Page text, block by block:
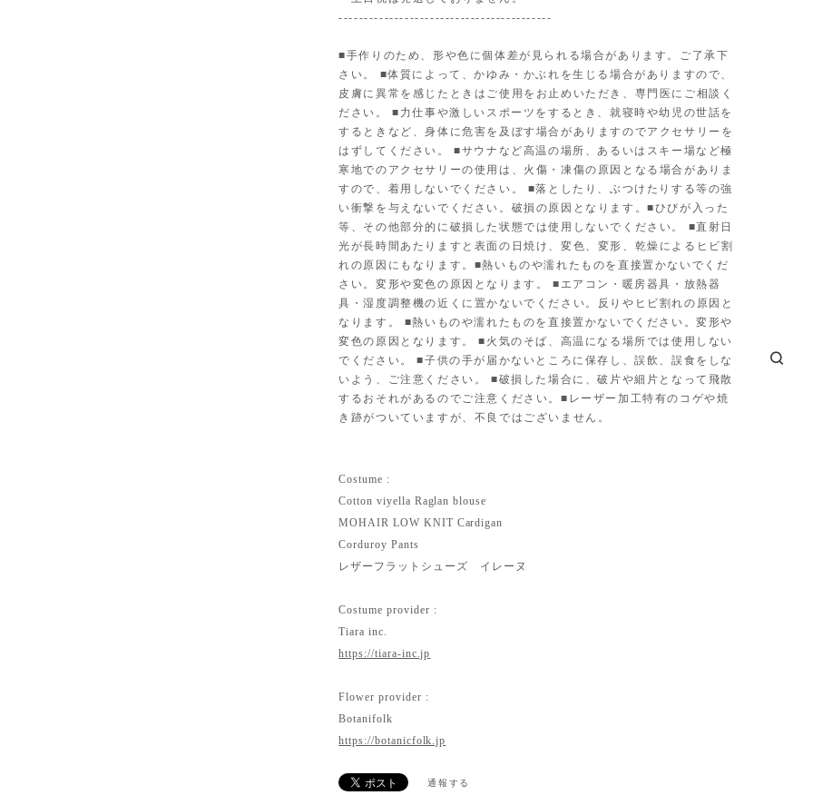
------------------------------------------
■手作りのため、形や色に個体差が見られる場合があります。ご了承下
さい。 ■体質によって、かゆみ・かぶれを生じる場合がありますので、
皮膚に異常を感じたときはご使用をお止めいただき、専門医にご相談く
ださい。 ■力仕事や激しいスポーツをするとき、就寝時や幼児の世話を
するときなど、身体に危害を及ぼす場合がありますのでアクセサリーを
はずしてください。 ■サウナなど高温の場所、あるいはスキー場など極
寒地でのアクセサリーの使用は、火傷・凍傷の原因となる場合がありま
すので、着用しないでください。 ■落としたり、ぶつけたりする等の強
い衝撃を与えないでください。破損の原因となります。■ひびが入った
等、その他部分的に破損した状態では使用しないでください。 ■直射日
光が長時間あたりますと表面の日焼け、変色、変形、乾燥によるヒビ割
れの原因にもなります。■熱いものや濡れたものを直接置かないでくだ
さい。変形や変色の原因となります。 ■エアコン・暖房器具・放熱器
具・湿度調整機の近くに置かないでください。反りやヒビ割れの原因と
なります。 ■熱いものや濡れたものを直接置かないでください。変形や
変色の原因となります。 ■火気のそば、高温になる場所では使用しない
でください。 ■子供の手が届かないところに保存し、誤飲、誤食をしな
いよう、ご注意ください。 ■破損した場合に、破片や細片となって飛散
するおそれがあるのでご注意ください。■レーザー加工特有のコゲや焼
き跡がついていますが、不良ではございません。
Costume :
Cotton viyella Raglan blouse
MOHAIR LOW KNIT Cardigan
Corduroy Pants
レザーフラットシューズ イレーヌ
Costume provider :
Tiara inc.
https://tiara-inc.jp
Flower provider :
Botanifolk
https://botanicfolk.jp
通報する